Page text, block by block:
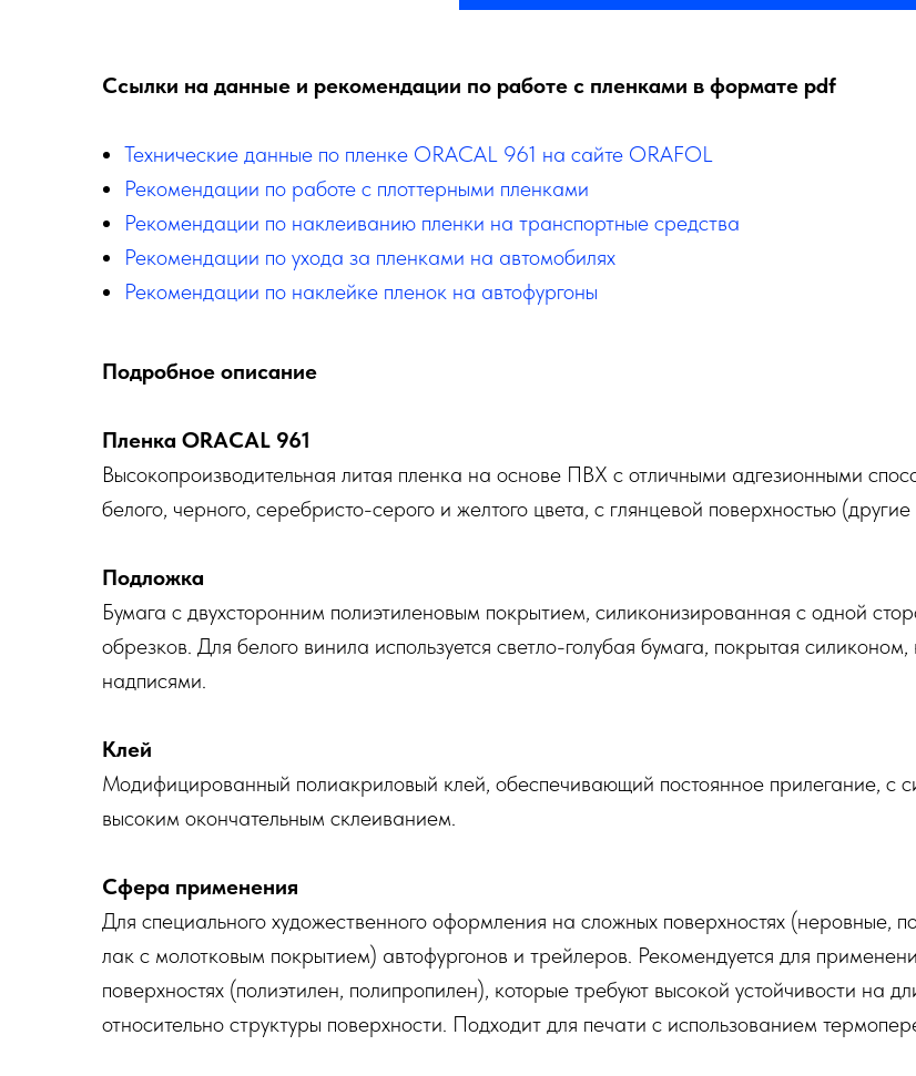
Ссылки на данные и рекомендации по работе с пленками в формате pdf
Технические данные по пленке ORACAL 961 на сайте ORAFOL
Рекомендации по работе с плоттерными пленками
Рекомендации по наклеиванию пленки на транспортные средства
Рекомендации по ухода за пленками на автомобилях
Рекомендации по наклейке пленок на автофургоны
Подробное описание
Пленка ORACAL 961
Высокопроизводительная литая пленка на основе ПВХ с отличными адгезионными
белого, черного, серебристо-серого и желтого цвета, с глянцевой поверхностью
Подложка
Бумага с двухсторонним полиэтиленовым покрытием, силиконизированная с одной
обрезков. Для белого винила используется светло-голубая бумага, покрытая
надписями.
Клей
Модифицированный полиакриловый клей, обеспечивающий постоянное прилегание, с
высоким окончательным склеиванием.
Сфера применения
Для специального художественного оформления на сложных поверхностях (неровные,
лак с молотковым покрытием) автофургонов и трейлеров. Рекомендуется для
поверхностях (полиэтилен, полипропилен), которые требуют высокой устойчивости на
относительно структуры поверхности. Подходит для печати с использованием